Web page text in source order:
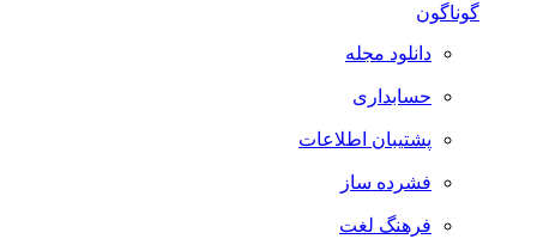
گوناگون
دانلود مجله
حسابداری
پشتیبان اطلاعات
فشرده ساز
فرهنگ لغت